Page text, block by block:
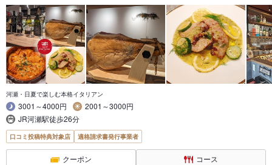
河瀬・日夏で楽しむ本格イタリアン
3001～4000円
2001～3000円
JR河瀬駅徒歩26分
口コミ投稿特典対象店 適格請求書発行事業者
クーポン コース